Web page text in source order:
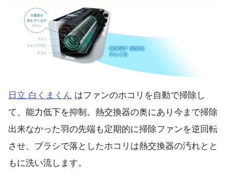
日立 白くまくん はファンのホコリを自動で掃除し
て、能力低下を抑制。熱交換器の奥にあり今まで掃除
出来なかった羽の先端も定期的に掃除ファンを逆回転
させ、ブラシで落としたホコリは熱交換器の汚れとと
もに洗い流します。